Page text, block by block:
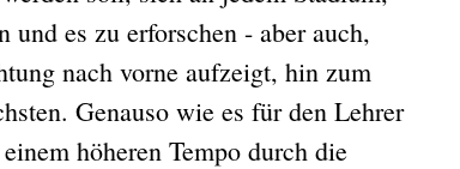
und es zu erforschen - aber auch,
nach vorne aufzeigt, hin zum
Genauso wie es für den Lehrer
höheren Tempo durch die